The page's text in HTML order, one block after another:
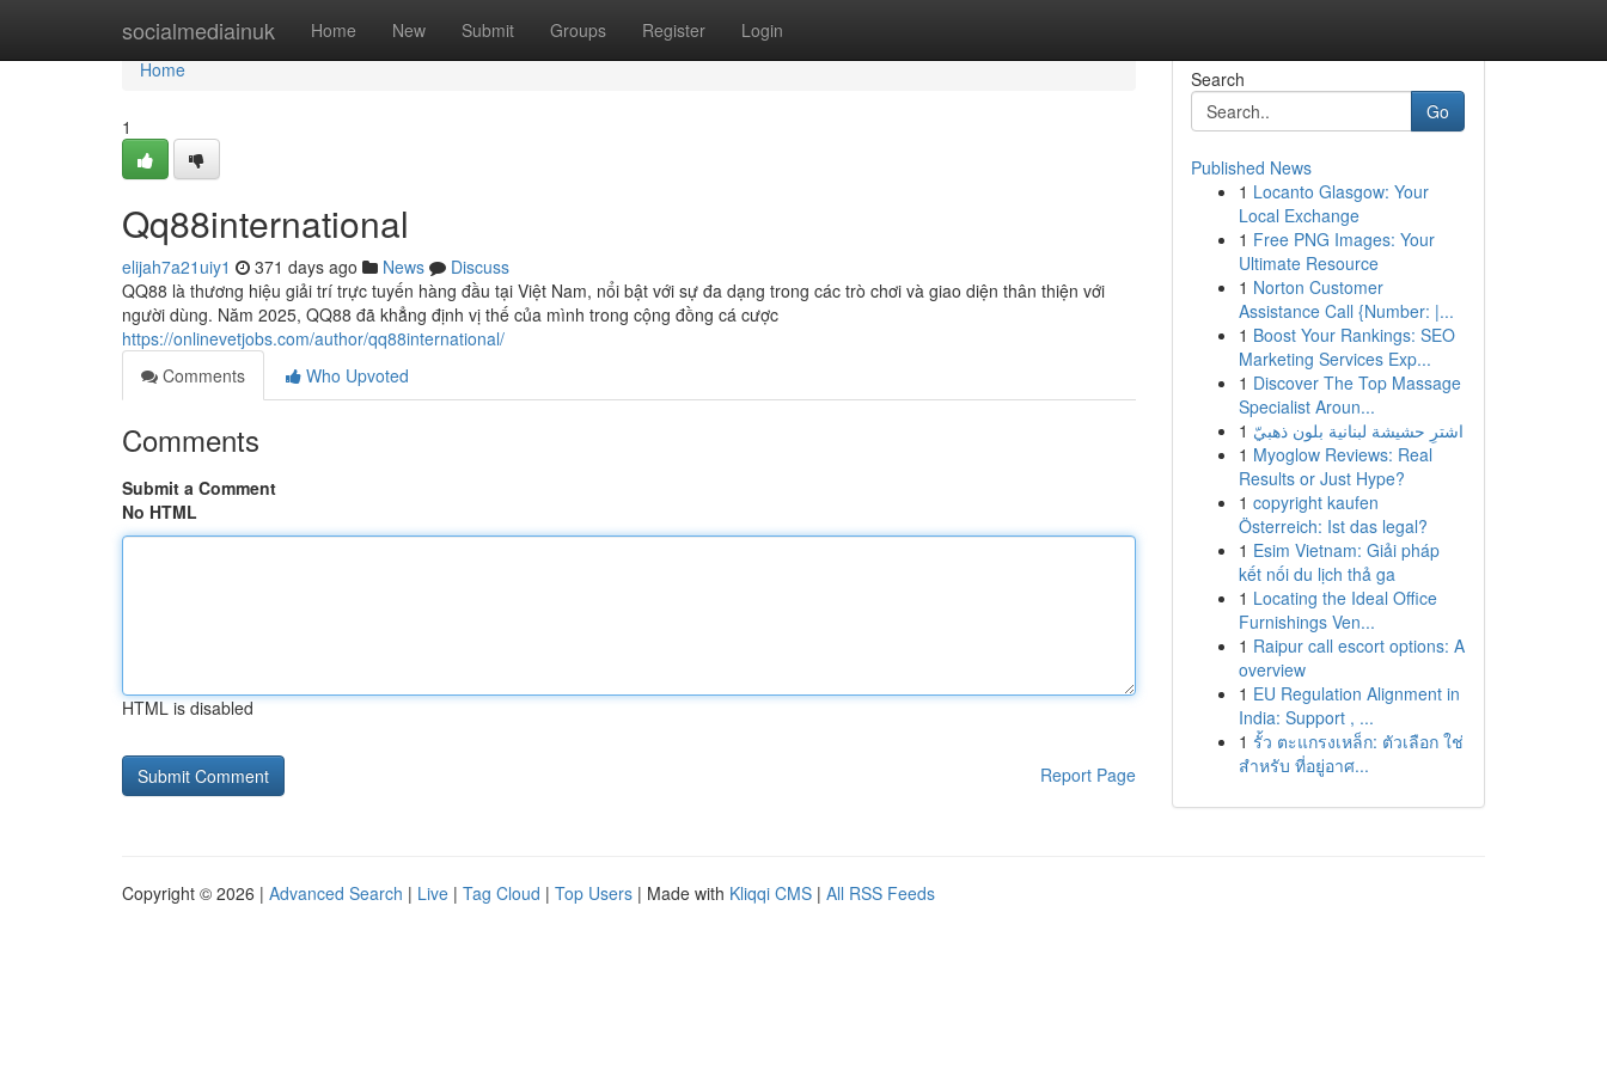
socialmediainuk Home New Submit Groups Register Login
Home
Home
1
Qq88international
elijah7a21uiy1 371 days ago News
Discuss
QQ88 là thương hiệu giải trí trực tuyến hàng đầu tại Việt Nam, nổi bật với sự đa dạng trong các trò chơi và giao diện thân thiện với
người dùng. Năm 2025, QQ88 đã khẳng định vị thế của mình trong cộng đồng cá cược
https://onlinevetjobs.com/author/qq88international/
Comments
Who Upvoted
Comments
Submit a Comment
No HTML
HTML is disabled
Report Page
Search
Go
Published News
1 Locanto Glasgow: Your
Local Exchange
1 Free PNG Images: Your
Ultimate Resource
1 Norton Customer
Assistance Call {Number: |...
1 Boost Your Rankings: SEO
Marketing Services Exp...
1 Discover The Top Massage
Specialist Aroun...
1 اشترِ حشيشة لبنانية بلون ذهبيّ
1 Myoglow Reviews: Real
Results or Just Hype?
1 copyright kaufen
Österreich: Ist das legal?
1 Esim Vietnam: Giải pháp
kết nối du lịch thả ga
1 Locating the Ideal Office
Furnishings Ven...
1 Raipur call escort options: A
overview
1 EU Regulation Alignment in
India: Support , ...
1 รั้ว ตะแกรงเหล็ก: ตัวเลือก ใช่
สำหรับ ที่อยู่อาศ...
Copyright © 2026 | Advanced Search | Live | Tag Cloud | Top Users | Made with Kliqqi CMS | All RSS Feeds